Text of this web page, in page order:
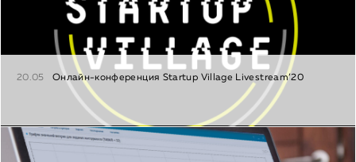
20.05 Онлайн-конференция Startup Village Livestream’20